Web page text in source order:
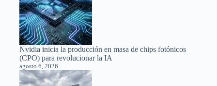
Nvidia inicia la producción en masa de chips fotónicos
(CPO) para revolucionar la IA
agosto 6, 2026